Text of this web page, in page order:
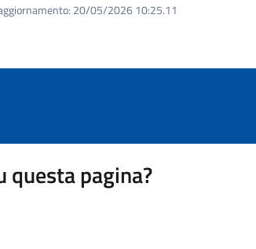
20/05/2026 10:25.11
questa pagina?